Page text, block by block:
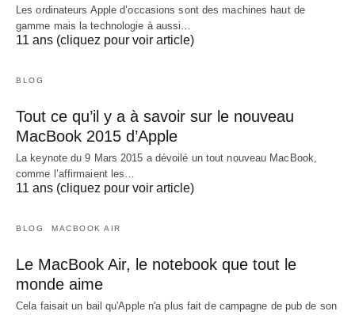
Les ordinateurs Apple d’occasions sont des machines haut de
gamme mais la technologie à aussi…
11 ans (cliquez pour voir article)
BLOG
Tout ce qu’il y a à savoir sur le nouveau
MacBook 2015 d’Apple
La keynote du 9 Mars 2015 a dévoilé un tout nouveau MacBook,
comme l’affirmaient les…
11 ans (cliquez pour voir article)
BLOG MACBOOK AIR
Le MacBook Air, le notebook que tout le
monde aime
Cela faisait un bail qu'Apple n'a plus fait de campagne de pub de son